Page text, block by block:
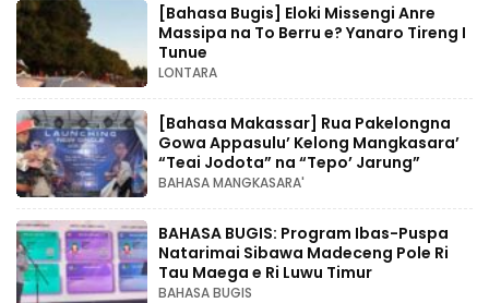
[Bahasa Bugis] ‎Eloki Missengi Anre
Massipa na To Berru e? Yanaro Tireng I
Tunue
LONTARA
[Bahasa Makassar] Rua Pakelongna
Gowa Appasulu’ Kelong Mangkasara’
“Teai Jodota” na “Tepo’ Jarung”
BAHASA MANGKASARA'
BAHASA BUGIS: Program Ibas-Puspa
Natarimai Sibawa Madeceng Pole Ri
Tau Maega e Ri Luwu Timur
BAHASA BUGIS